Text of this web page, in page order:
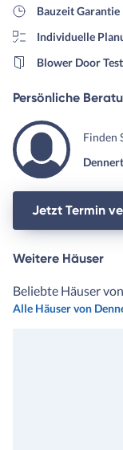
Bauzeit Garantie
Individuelle
Blower Door Test
Persönliche
Finden
Jetzt Termin
Weitere Häuser
Beliebte Häuser
Alle Häuser von